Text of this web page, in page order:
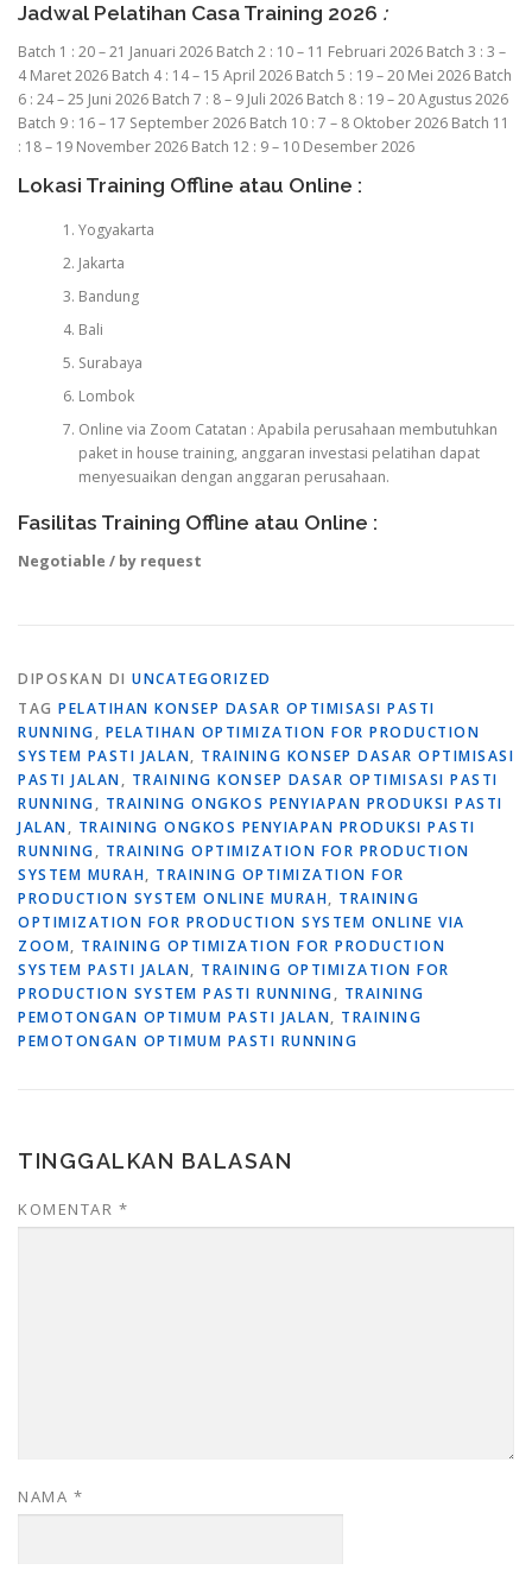
Jadwal Pelatihan Casa Training 2026 :
Batch 1 : 20 – 21 Januari 2026 Batch 2 : 10 – 11 Februari 2026 Batch 3 : 3 –
4 Maret 2026 Batch 4 : 14 – 15 April 2026 Batch 5 : 19 – 20 Mei 2026 Batch
6 : 24 – 25 Juni 2026 Batch 7 : 8 – 9 Juli 2026 Batch 8 : 19 – 20 Agustus 2026
Batch 9 : 16 – 17 September 2026 Batch 10 : 7 – 8 Oktober 2026 Batch 11
: 18 – 19 November 2026 Batch 12 : 9 – 10 Desember 2026
Lokasi Training Offline atau Online :
Yogyakarta
Jakarta
Bandung
Bali
Surabaya
Lombok
Online via Zoom Catatan : Apabila perusahaan membutuhkan
paket in house training, anggaran investasi pelatihan dapat
menyesuaikan dengan anggaran perusahaan.
Fasilitas Training Offline atau Online :
Negotiable / by request
DIPOSKAN DI UNCATEGORIZED
TAG PELATIHAN KONSEP DASAR OPTIMISASI PASTI
RUNNING, PELATIHAN OPTIMIZATION FOR PRODUCTION
SYSTEM PASTI JALAN, TRAINING KONSEP DASAR OPTIMISASI
PASTI JALAN, TRAINING KONSEP DASAR OPTIMISASI PASTI
RUNNING, TRAINING ONGKOS PENYIAPAN PRODUKSI PASTI
JALAN, TRAINING ONGKOS PENYIAPAN PRODUKSI PASTI
RUNNING, TRAINING OPTIMIZATION FOR PRODUCTION
SYSTEM MURAH, TRAINING OPTIMIZATION FOR
PRODUCTION SYSTEM ONLINE MURAH, TRAINING
OPTIMIZATION FOR PRODUCTION SYSTEM ONLINE VIA
ZOOM, TRAINING OPTIMIZATION FOR PRODUCTION
SYSTEM PASTI JALAN, TRAINING OPTIMIZATION FOR
PRODUCTION SYSTEM PASTI RUNNING, TRAINING
PEMOTONGAN OPTIMUM PASTI JALAN, TRAINING
PEMOTONGAN OPTIMUM PASTI RUNNING
TINGGALKAN BALASAN
KOMENTAR *
NAMA *